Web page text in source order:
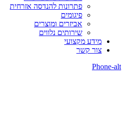
פתרונות להנדסה אזרחית
פיגומים
אביזרים ומוצרים
שירותים נלווים
מידע מקצועי
צור קשר
Phone-alt